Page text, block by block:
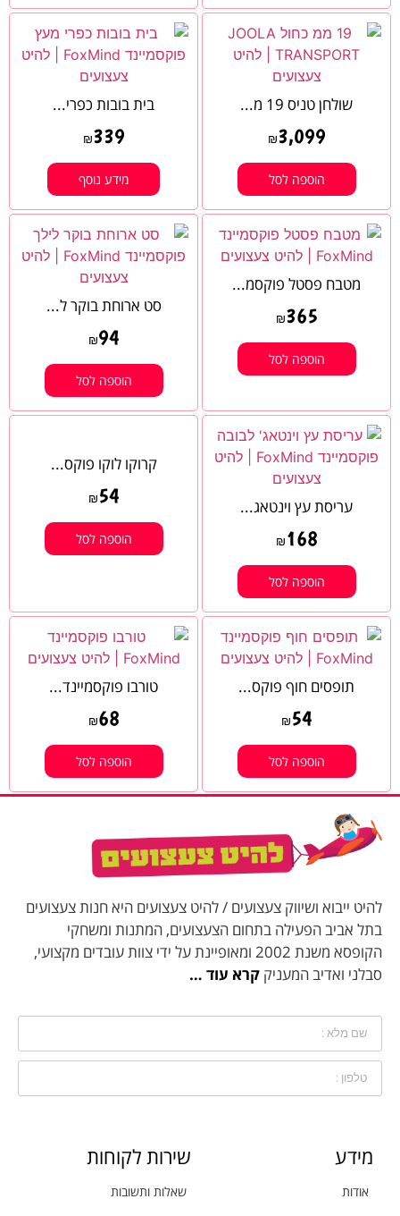
שולחן טניס 19 מ...
₪3,099
הוספה לסל
בית בובות כפרי...
₪339
מידע נוסף
מטבח פסטל פוקסמ...
₪365
הוספה לסל
סט ארוחת בוקר ל...
₪94
הוספה לסל
עריסת עץ וינטאג...
₪ 168
הוספה לסל
קרוקו לוקו פוקס...
₪ 54
הוספה לסל
תופסים חוף פוקס...
₪ 54
הוספה לסל
טורבו פוקסמיינד...
₪68
הוספה לסל
להיט ייבוא ושיווק צעצועים / להיט צעצועים היא חנות צעצועים
בתל אביב הפעילה בתחום הצעצועים, המתנות ומשחקי
הקופסא משנת 2002 ומאופיינת על ידי צוות עובדים מקצועי,
סבלני ואדיב המעניק קרא עוד …
מידע
אודות
שירות לקוחות
שאלות ותשובות